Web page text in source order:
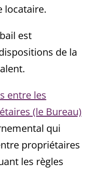
locataire.
est
de la
entre les
(le Bureau)
qui
propriétaires
les règles